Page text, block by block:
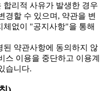
리적 사유가 발생한 경우
경할 수 있으며, 약관을 변
체없이 "공지사항"을 통해
약관사항에 동의하지 않
스 이용을 중단하고 이용계
습니다.